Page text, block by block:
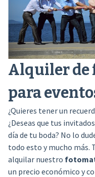
Alquiler de
para
¿Quieres tener un
¿Deseas que tus
día de tu boda? No lo
todo esto y mucho más.
alquilar nuestro
un precio económico y